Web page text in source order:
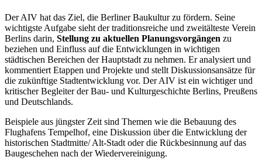
Der AIV hat das Ziel, die Berliner Baukultur zu fördern. Seine
wichtigste Aufgabe sieht der traditionsreiche und zweitälteste Verein
Berlins darin, Stellung zu aktuellen Planungsvorgängen zu
beziehen und Einfluss auf die Entwicklungen in wichtigen
städtischen Bereichen der Hauptstadt zu nehmen. Er analysiert und
kommentiert Etappen und Projekte und stellt Diskussionsansätze für
die zukünftige Stadtentwicklung vor. Der AIV ist ein wichtiger und
kritischer Begleiter der Bau- und Kulturgeschichte Berlins, Preußens
und Deutschlands.
Beispiele aus jüngster Zeit sind Themen wie die Bebauung des
Flughafens Tempelhof, eine Diskussion über die Entwicklung der
historischen Stadtmitte/ Alt-Stadt oder die Rückbesinnung auf das
Baugeschehen nach der Wiedervereinigung.